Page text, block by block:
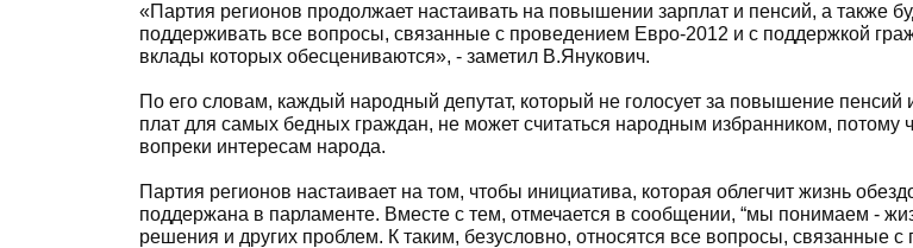
«Партия регионов продолжает настаивать на повышении зарплат и пенсий, а также
поддерживать все вопросы, связанные с проведением Евро-2012 и с поддержкой
вклады которых обесцениваются», - заметил В.Янукович.
По его словам, каждый народный депутат, который не голосует за повышение пенсий
плат для самых бедных граждан, не может считаться народным избранником, потому
вопреки интересам народа.
Партия регионов настаивает на том, чтобы инициатива, которая облегчит жизнь
поддержана в парламенте. Вместе с тем, отмечается в сообщении, “мы понимаем -
решения и других проблем. К таким, безусловно, относятся все вопросы, связанные